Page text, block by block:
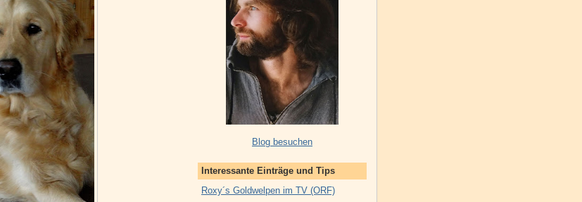
Blog besuchen
Interessante Einträge und Tips
Roxy´s Goldwelpen im TV (ORF)